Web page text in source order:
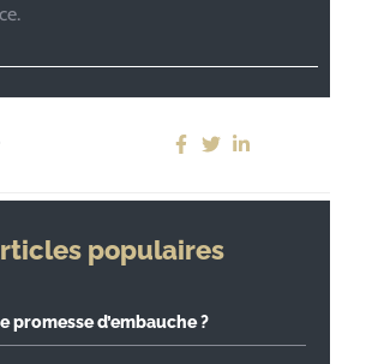
populaires
promesse d’embauche ?